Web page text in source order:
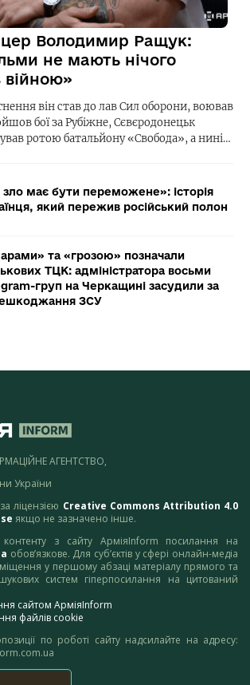
Володимир Ращук:
не мають нічого
війною»
він став до лав Сил оборони, воював
бої за Рубіжне, Сєвєродонецьк
ротою батальйону «Свобода», а нині…
має бути переможене»: історія
який пережив російський полон
та «грозою» позначали
ТЦК: адміністратора восьми
груп на Черкащині засудили за
ЗСУ
АГЕНТСТВО,
України
ліцензією Creative Commons Attribution 4.0
якщо не зазначено інше.
контенту з сайту АрміяInform посилання на
обов’язкове. Для суб’єктів у сфері онлайн-медіа
у першому абзаці матеріалу прямого та
систем гіперпосилання на цитований
сайтом АрміяInform
файлів cookie
по роботі сайту надсилайте на адресу: